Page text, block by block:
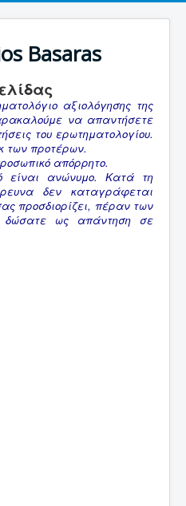
Basaras
αξιολόγησης της
να απαντήσετε
του ερωτηματολογίου.
των προτέρων.
απόρρητο.
είναι ανώνυμο. Κατά τη
δεν καταγράφεται
προσδιορίζει, πέραν των
δώσατε ως απάντηση σε